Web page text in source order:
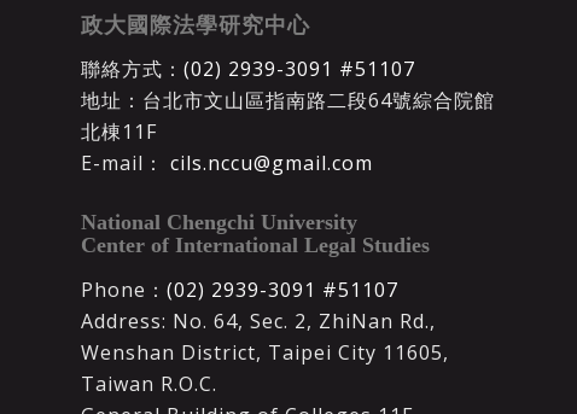
政大國際法學研究中心
聯絡方式： (02) 2939-3091 #51107
地址：台北市文山區指南路二段64號綜合院館
北棟11F
E-mail： cils.nccu@gmail.com
National Chengchi University
Center of International Legal Studies
Phone： (02) 2939-3091 #51107
Address: No. 64, Sec. 2, ZhiNan Rd.,
Wenshan District, Taipei City 11605,
Taiwan R.O.C.